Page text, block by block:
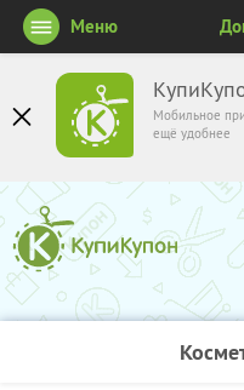
Мобильное
ещё удобнее
Меню